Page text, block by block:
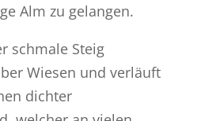
Alm zu gelangen.
schmale Steig
Wiesen und verläuft
dichter